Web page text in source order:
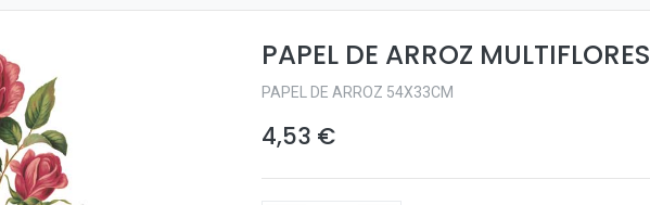
PAPEL DE ARROZ MULTIFLORES
PAPEL DE ARROZ 54X33CM
4,53 €